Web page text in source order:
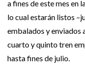
a fines de este mes en
lo cual estarán listos
embalados y enviados
cuarto y quinto tren
hasta fines de julio.